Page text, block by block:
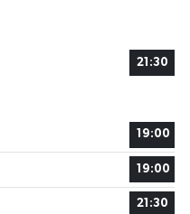
21:30
19:00
19:00
21:30